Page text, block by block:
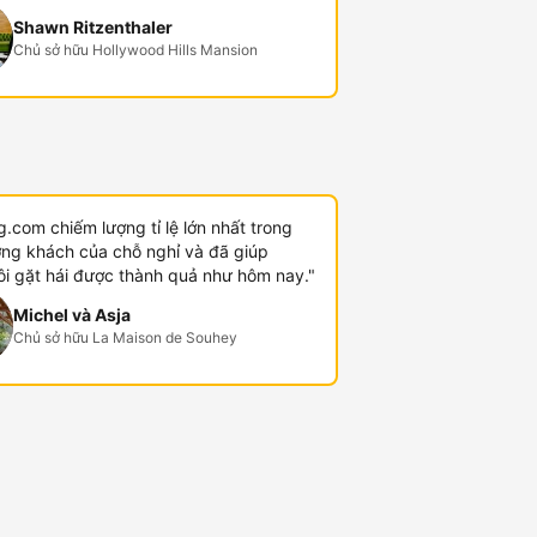
Shawn Ritzenthaler
Chủ sở hữu Hollywood Hills Mansion
chiếm lượng tỉ lệ lớn nhất trong
khách của chỗ nghỉ và đã giúp
gặt hái được thành quả như hôm nay."
Michel và Asja
Chủ sở hữu La Maison de Souhey